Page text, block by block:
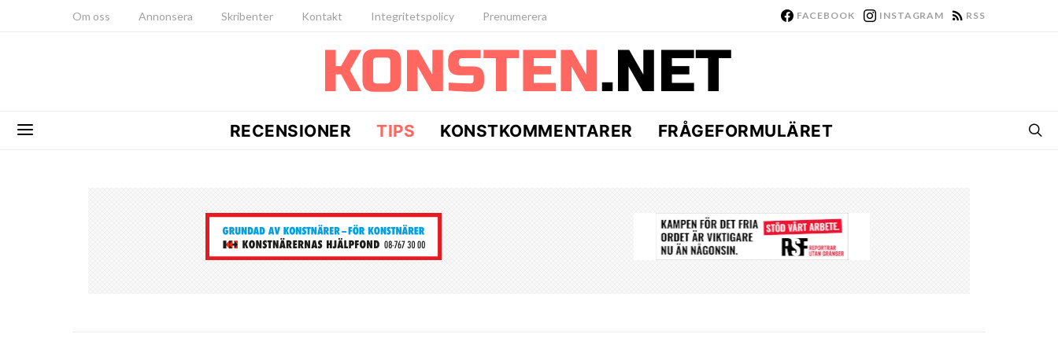
Om oss Annonsera Skribenter Kontakt Integritetspolicy Prenumerera FACEBOOK INSTAGRAM RSS
RECENSIONER TIPS KONSTKOMMENTARER FRÅGEFORMULÄRET